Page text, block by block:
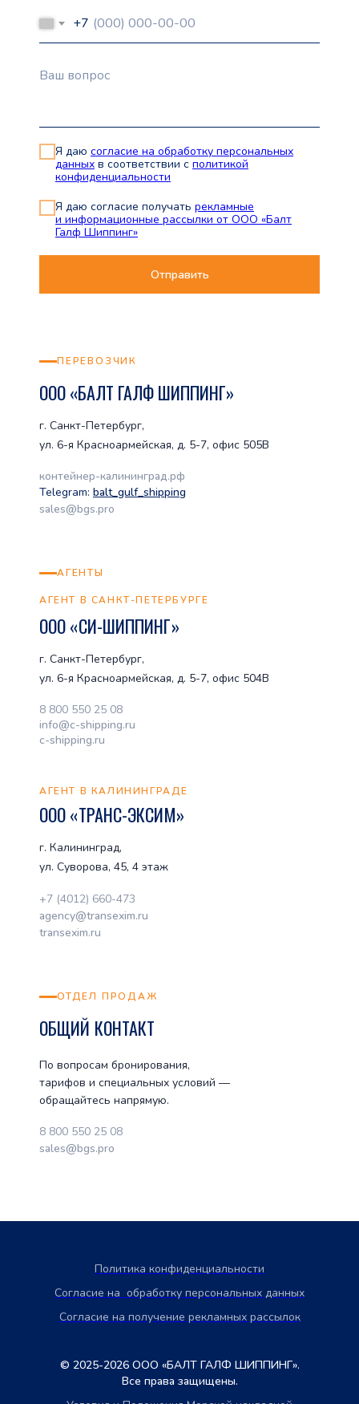
ПЕРЕВОЗЧИК
ООО «БАЛТ ГАЛФ ШИППИНГ»
г. Санкт-Петербург,
ул. 6-я Красноармейская, д. 5-7, офис 505В
Telegram: balt_gulf_shipping
контейнер-калининград.рф
sales@bgs.pro
АГЕНТЫ
8 800 550 25 08
info@c-shipping.ru
c-shipping.ru
г. Санкт-Петербург,
ул. 6-я Красноармейская, д. 5-7, офис 504В
ООО «СИ-ШИППИНГ»
АГЕНТ В САНКТ-ПЕТЕРБУРГЕ
transexim.ru
agency@transexim.ru
+7 (4012) 660-473
г. Калининград,
ул. Суворова, 45, 4 этаж
ООО «ТРАНС-ЭКСИМ»
АГЕНТ В КАЛИНИНГРАДЕ
sales@bgs.pro
8 800 550 25 08
ОТДЕЛ ПРОДАЖ
ОБЩИЙ КОНТАКТ
По вопросам бронирования,
тарифов и специальных условий —
обращайтесь напрямую.
+7
Я даю согласие на обработку персональных
данных в соответствии с политикой
конфиденциальности
Я даю согласие получать рекламные
и информационные рассылки от ООО «Балт
Галф Шиппинг»
Отправить
© 2025-2026 ООО «БАЛТ ГАЛФ ШИППИНГ».
Все права защищены.
Согласие на получение рекламных рассылок
Согласие на обработку персональных данных
Политика конфиденциальности